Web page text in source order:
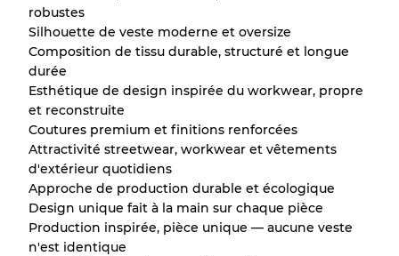
robustes
Silhouette de veste moderne et oversize
Composition de tissu durable, structuré et longue
durée
Esthétique de design inspirée du workwear, propre
et reconstruite
Coutures premium et finitions renforcées
Attractivité streetwear, workwear et vêtements
d'extérieur quotidiens
Approche de production durable et écologique
Design unique fait à la main sur chaque pièce
Production inspirée, pièce unique — aucune veste
n'est identique